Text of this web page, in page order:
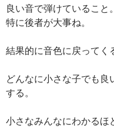
良い音で弾けていること。
特に後者が大事ね。
結果的に音色に戻ってく
どんなに小さな子でも良
する。
小さなみんなにわかるほ